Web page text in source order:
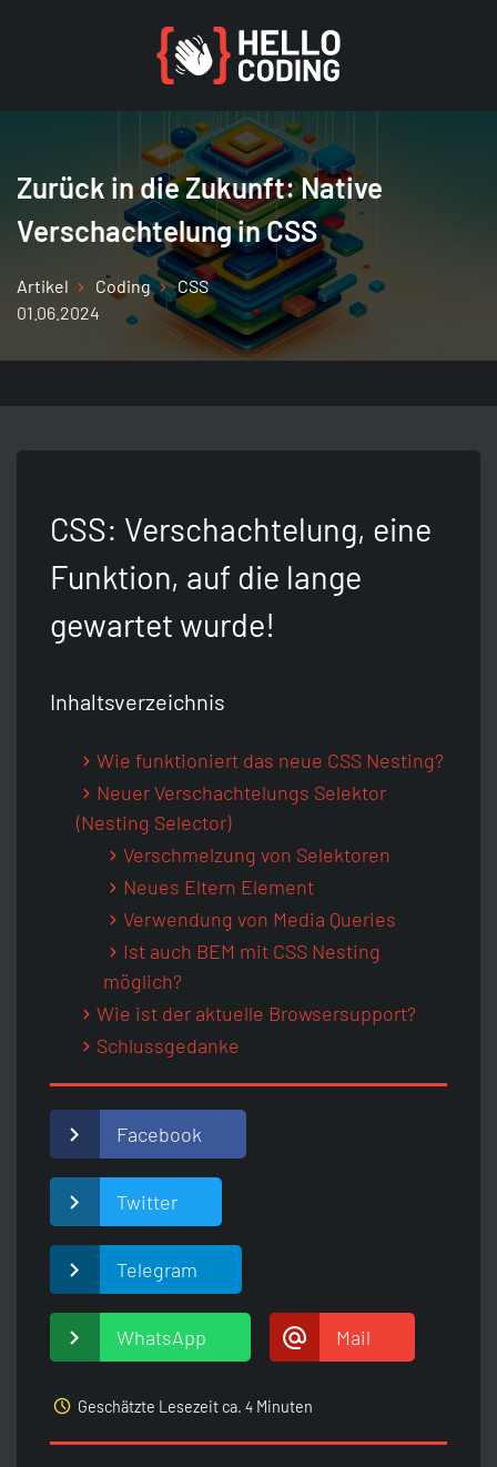
Coding Übersicht
Seite aufrufen
Python
Java
Zurück
Generatoren Übersicht
Seite aufrufen
Unix-Timestamp Umrechner
HTTP-Header Auslesen
WordPress Passwort Hash
Passwort-Generator
Zurück
Tools Übersicht
Seite aufrufen
Raspberry Pi
HelloCoding Übersicht
Seite aufrufen
Artikel Idee
Discord Server
Zurück in die Zukunft: Native
Verschachtelung in CSS
Artikel Coding
CSS
01.06.2024
CSS: Verschachtelung, eine
Funktion, auf die lange
gewartet wurde!
Inhaltsverzeichnis
Wie funktioniert das neue CSS Nesting?
Neuer Verschachtelungs Selektor
(Nesting Selector)
Verschmelzung von Selektoren
Neues Eltern Element
Verwendung von Media Queries
Ist auch BEM mit CSS Nesting
möglich?
Wie ist der aktuelle Browsersupport?
Schlussgedanke
Facebook
Twitter
Telegram
WhatsApp Mail
access_time Geschätzte Lesezeit ca. 4 Minuten